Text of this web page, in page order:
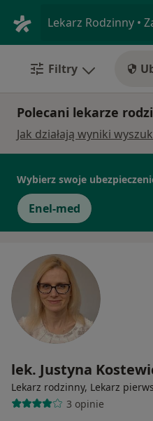
Lekarz Rodzinny •
Filtry
Polecani lekarze
Jak działają wyniki
Wybierz swoje
Enel-med
lek. Justyna
Lekarz rodzinny, Lekarz
3 opinie